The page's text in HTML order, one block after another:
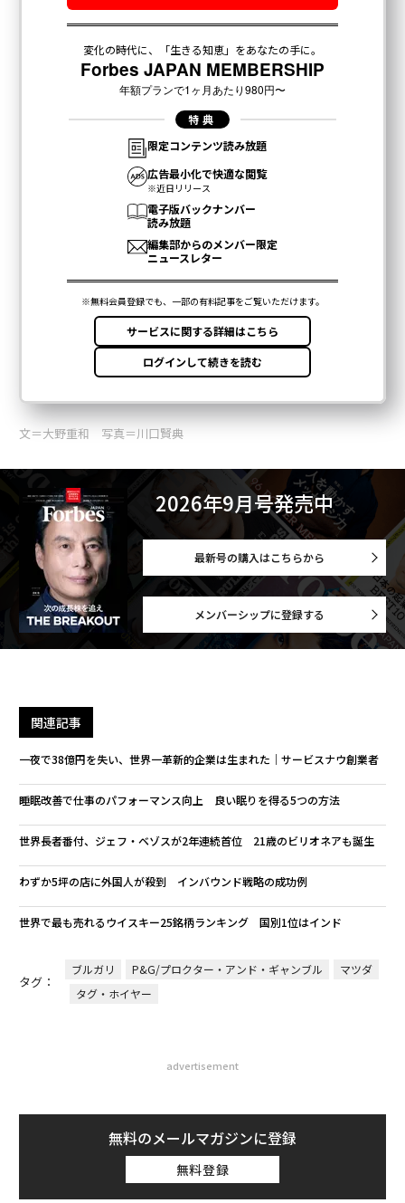
文＝大野重和 写真＝川口賢典
2026年9月号発売中
最新号の購入はこちらから
メンバーシップに登録する
関連記事
一夜で38億円を失い、世界一革新的企業は生まれた｜サービスナウ創業者
睡眠改善で仕事のパフォーマンス向上 良い眠りを得る5つの方法
世界長者番付、ジェフ・ベゾスが2年連続首位 21歳のビリオネアも誕生
わずか5坪の店に外国人が殺到 インバウンド戦略の成功例
世界で最も売れるウイスキー25銘柄ランキング 国別1位はインド
タグ：
ブルガリ P&G/プロクター・アンド・ギャンブル
マツダ
タグ・ホイヤー
advertisement
無料のメールマガジンに登録
無料登録